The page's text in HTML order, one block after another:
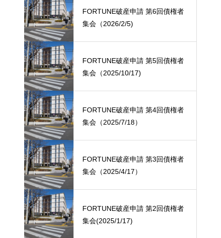
FORTUNE破産申請 第6回債権者
集会（2026/2/5)
FORTUNE破産申請 第5回債権者
集会（2025/10/17)
FORTUNE破産申請 第4回債権者
集会（2025/7/18）
FORTUNE破産申請 第3回債権者
集会（2025/4/17）
FORTUNE破産申請 第2回債権者
集会(2025/1/17)